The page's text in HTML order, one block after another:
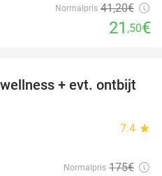
Normalpris 41,20€
21 ,50€
55%
+ evt. ontbijt
7.4 star
Normalpris 175€